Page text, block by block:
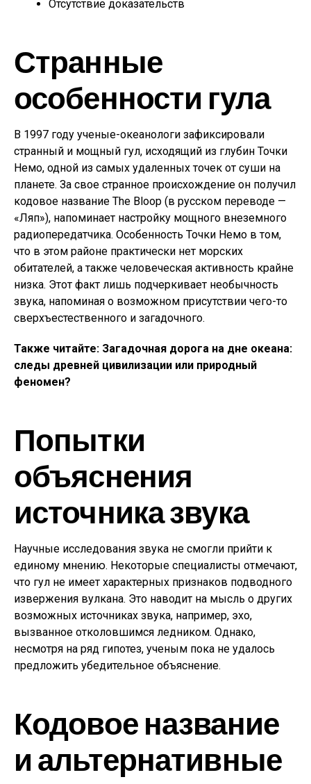
Отсутствие доказательств
Странные
особенности гула
В 1997 году ученые-океанологи зафиксировали
странный и мощный гул, исходящий из глубин Точки
Немо, одной из самых удаленных точек от суши на
планете. За свое странное происхождение он получил
кодовое название The Bloop (в русском переводе —
«Ляп»), напоминает настройку мощного внеземного
радиопередатчика. Особенность Точки Немо в том,
что в этом районе практически нет морских
обитателей, а также человеческая активность крайне
низка. Этот факт лишь подчеркивает необычность
звука, напоминая о возможном присутствии чего-то
сверхъестественного и загадочного.
Также читайте: Загадочная дорога на дне океана:
следы древней цивилизации или природный
феномен?
Попытки
объяснения
источника звука
Научные исследования звука не смогли прийти к
единому мнению. Некоторые специалисты отмечают,
что гул не имеет характерных признаков подводного
извержения вулкана. Это наводит на мысль о других
возможных источниках звука, например, эхо,
вызванное отколовшимся ледником. Однако,
несмотря на ряд гипотез, ученым пока не удалось
предложить убедительное объяснение.
Кодовое название
и альтернативные